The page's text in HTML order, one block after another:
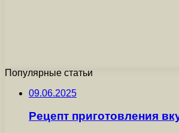
Популярные статьи
09.06.2025
Рецепт приготовления